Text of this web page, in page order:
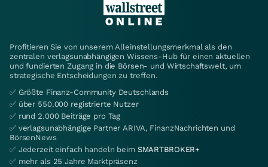
Profitieren Sie von unserem Alleinstellungsmerkmal als den
zentralen verlagsunabhängigen Wissens-Hub für einen aktuellen
und fundierten Zugang in die Börsen- und Wirtschaftswelt, um
strategische Entscheidungen zu treffen.
✅ Größte Finanz-Community Deutschlands
✅ über 550.000 registrierte Nutzer
✅ rund 2.000 Beiträge pro Tag
✅ verlagsunabhängige Partner ARIVA, FinanzNachrichten und
BörsenNews
✅ Jederzeit einfach handeln beim SMARTBROKER+
✅ mehr als 25 Jahre Marktpräsenz